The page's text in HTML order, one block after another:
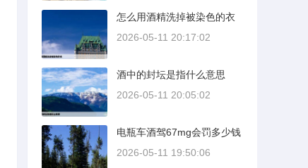
怎么用酒精洗掉被染色的衣
2026-05-11 20:17:02
酒中的封坛是指什么意思
2026-05-11 20:05:02
电瓶车酒驾67mg会罚多少钱
2026-05-11 19:50:06